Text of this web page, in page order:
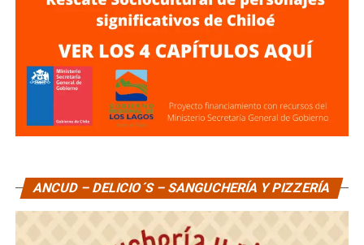
ANCUD – DELICIO´S – SANGUCHERÍA Y PIZZERÍA